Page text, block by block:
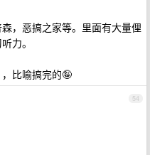
，恶搞之家等。里面有大量俚
力。
比喻搞完的🤪
54